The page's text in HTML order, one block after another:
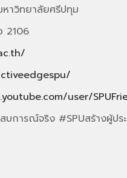
หาวิทยาลัยศรีปทุม
2106
user/
การณ์จริง #SPUสร้างผู้ป